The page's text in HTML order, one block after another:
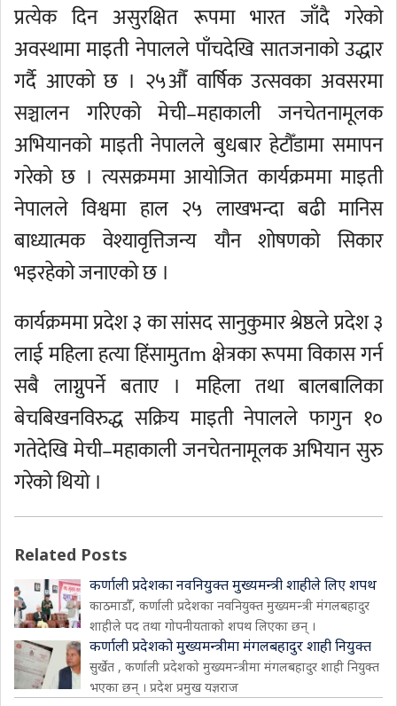
प्रत्येक दिन असुरक्षित रूपमा भारत जाँदै गरेको
अवस्थामा माइती नेपालले पाँचदेखि सातजनाको उद्धार
गर्दै आएको छ । २५औँ वार्षिक उत्सवका अवसरमा
सञ्चालन गरिएको मेची–महाकाली जनचेतनामूलक
अभियानको माइती नेपालले बुधबार हेटौँडामा समापन
गरेको छ । त्यसक्रममा आयोजित कार्यक्रममा माइती
नेपालले विश्वमा हाल २५ लाखभन्दा बढी मानिस
बाध्यात्मक वेश्यावृत्तिजन्य यौन शोषणको सिकार
भइरहेको जनाएको छ ।
कार्यक्रममा प्रदेश ३ का सांसद सानुकुमार श्रेष्ठले प्रदेश ३
लाई महिला हत्या हिंसामुतm क्षेत्रका रूपमा विकास गर्न
सबै लाग्नुपर्ने बताए । महिला तथा बालबालिका
बेचबिखनविरुद्ध सक्रिय माइती नेपालले फागुन १०
गतेदेखि मेची–महाकाली जनचेतनामूलक अभियान सुरु
गरेको थियो ।
Related Posts
कर्णाली प्रदेशका नवनियुक्त मुख्यमन्त्री शाहीले लिए शपथ
काठमाडौँ, कर्णाली प्रदेशका नवनियुक्त मुख्यमन्त्री मंगलबहादुर
शाहीले पद तथा गोपनीयताको शपथ लिएका छन् ।
कर्णाली प्रदेशको मुख्यमन्त्रीमा मंगलबहादुर शाही नियुक्त
सुर्खेत , कर्णाली प्रदेशको मुख्यमन्त्रीमा मंगलबहादुर शाही नियुक्त
भएका छन् । प्रदेश प्रमुख यज्ञराज